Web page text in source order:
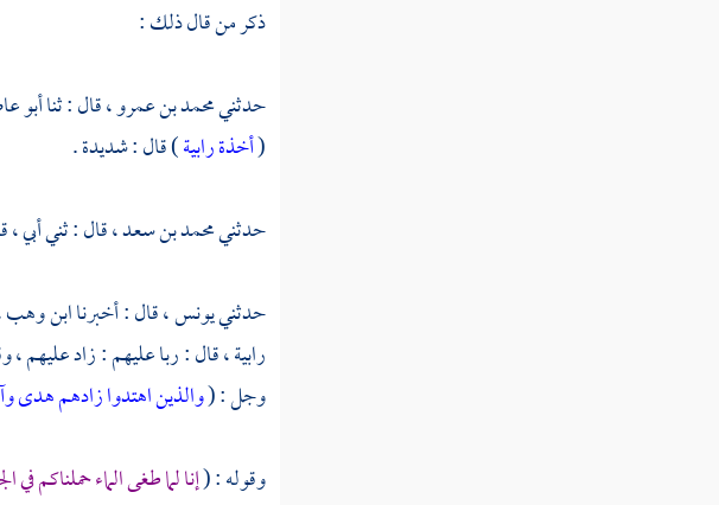
ذكر من قال ذلك :
حدثنيمحمد بن عمرو ،قال : ثناأبو
(أخذة رابية) قال : شديدة .
حدثنيمحمد بن سعد ،قال : ثني أبي
حدثنييونس ،قال : أخبرناابن وهب
رابية ، قال : ربا عليهم : زاد عليهم
وجل : (والذين اهتدوا زادهم هدى
وقوله : (إنا لما طغى الماء حملناكم في